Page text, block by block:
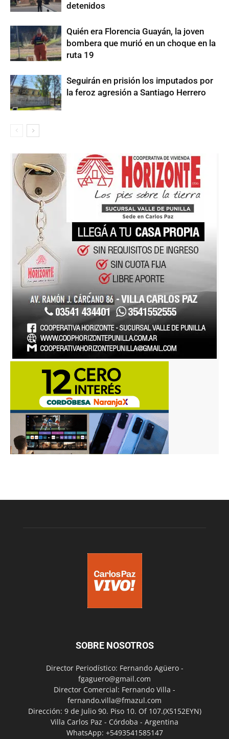
detenidos
Quién era Florencia Guayán, la joven
bombera que murió en un choque en la
ruta 19
Seguirán en prisión los imputados por
la feroz agresión a Santiago Herrero
SOBRE NOSOTROS
Director Periodístico: Fernando Agüero -
fgaguero@gmail.com
Director Comercial: Fernando Villa -
fernando.villa@fmazul.com
Dirección: 9 de Julio 90. Piso 10. Of 107.(X5152EYN)
Villa Carlos Paz - Córdoba - Argentina
WhatsApp: +5493541585147